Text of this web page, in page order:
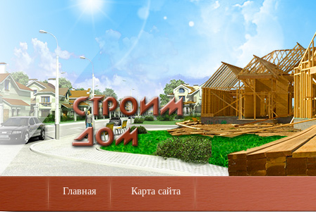
Главная Карта сайта